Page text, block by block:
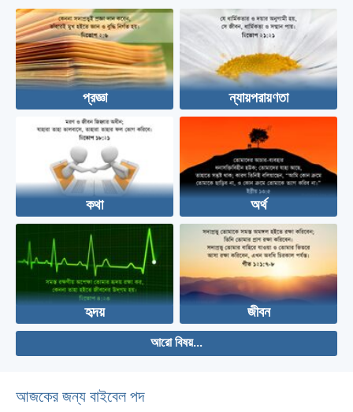
প্রজ্ঞা ন্যায়পরায়ণতা
কথা অর্থ
হৃদয় জীবন
আরো বিষয়...
আজকের জন্য বাইবেল পদ